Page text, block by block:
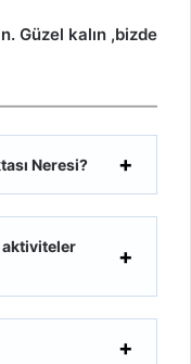
Güzel kalın ,bizde
Neresi?
aktiviteler